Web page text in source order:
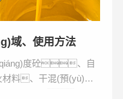
域、使用方法
、干混(預(yù)拌)